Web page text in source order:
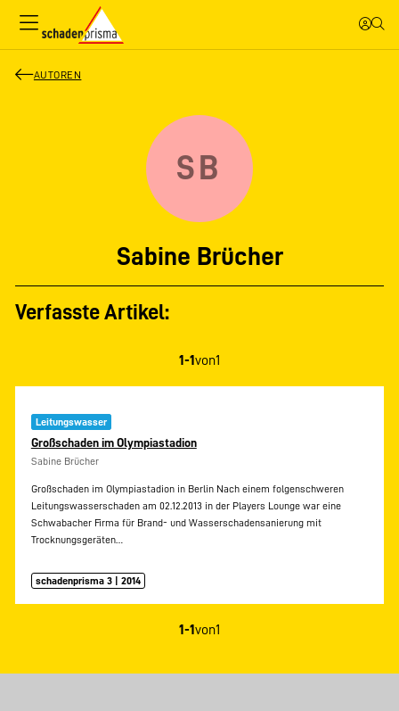
AUTOREN
SB
Sabine Brücher
Verfasste Artikel:
1-1von1
Leitungswasser
Großschaden im Olympiastadion
Sabine Brücher
Großschaden im Olympiastadion in Berlin Nach einem folgenschweren
Leitungswasserschaden am 02.12.2013 in der Players Lounge war eine
Schwabacher Firma für Brand- und Wasserschadensanierung mit
Trocknungsgeräten…
schadenprisma 3 | 2014
1-1von1